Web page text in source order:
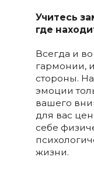
Учитесь
где
Всегда и
гармонии,
стороны.
эмоции
вашего
для вас
себе
жизни.